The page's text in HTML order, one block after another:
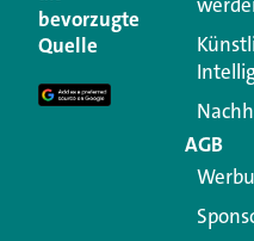
Pfeffer Paul
437k sind wirklich jede
weitergeht. Interessant ist
bevorzugte
Quelle
AGB